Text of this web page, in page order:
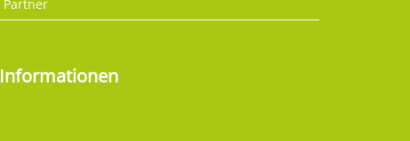
Partner
Informationen